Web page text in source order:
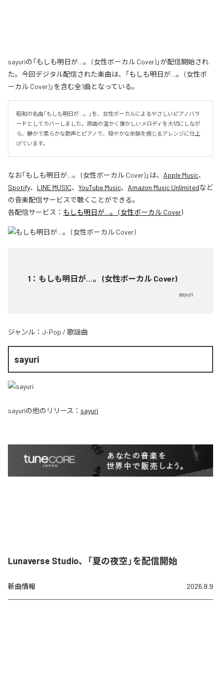
sayuriの「もしも明日が…。 (女性ボーカル Cover)」が配信開始され
た。今回デジタル配信された楽曲は、「もしも明日が…。 (女性ボ
ーカル Cover)」を含む全1曲となっている。
昭和の名曲「もしも明日が…。」を、女性ボーカルによるやさしいピアノバラ
ードとしてカバーしました。原曲の温かく懐かしいメロディを大切にしなが
ら、静かで柔らかな歌声とピアノで、穏やかな余韻を感じるアレンジに仕上
げています。
なお「もしも明日が…。 (女性ボーカル Cover)」は、 Apple Music、
Spotify、 LINE MUSIC、 YouTube Music、 Amazon Music Unlimitedなど
の音楽配信サービスで聴くことができる。
各配信サービス： もしも明日が…。 (女性ボーカル Cover)
1 ： もしも明日が…。 (女性ボーカル Cover)
sayuri
ジャンル： J-Pop / 歌謡曲
sayuri
sayuriの他のリリース： sayuri
Lunaverse Studio、「夏の夜空」を配信開始
新曲情報 2026.8.9